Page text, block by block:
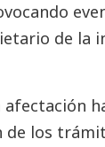
de la
afectación
de los